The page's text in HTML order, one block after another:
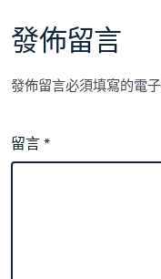
發佈留言
發佈留言必須填寫的電
留言*